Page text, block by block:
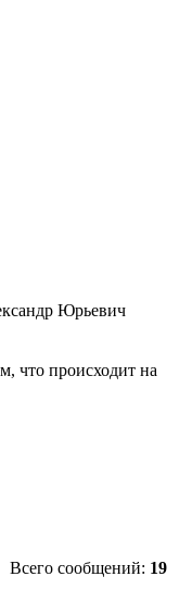
Юрьевич
что происходит на
Всего сообщений: 19